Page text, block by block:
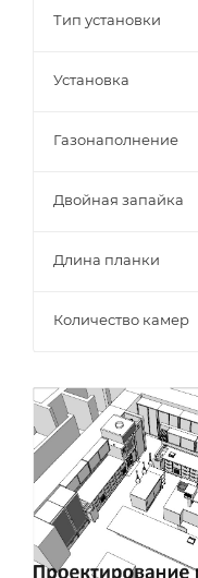
Тип установки
Установка
Газонаполнение
Двойная запайка
Длина планки
Количество камер